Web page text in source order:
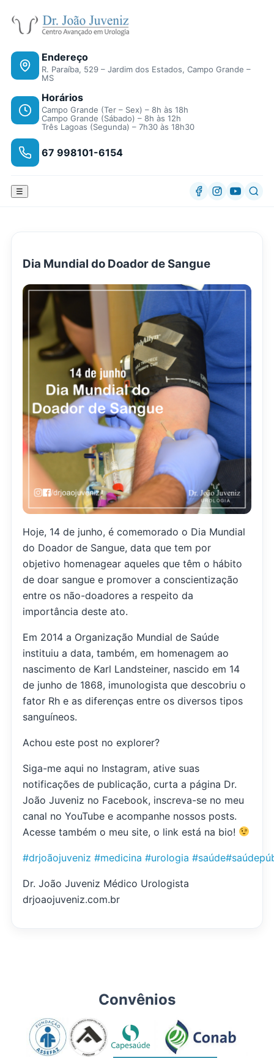
Endereço
R. Paraíba, 529 – Jardim dos Estados, Campo Grande –
MS
Horários
Campo Grande (Ter – Sex) – 8h às 18h
Campo Grande (Sábado) – 8h às 12h
Três Lagoas (Segunda) – 7h30 às 18h30
67 998101-6154
☰
Dia Mundial do Doador de Sangue
Hoje, 14 de junho, é comemorado o Dia Mundial
do Doador de Sangue, data que tem por
objetivo homenagear aqueles que têm o hábito
de doar sangue e promover a conscientização
entre os não-doadores a respeito da
importância deste ato.
Em 2014 a Organização Mundial de Saúde
instituiu a data, também, em homenagem ao
nascimento de Karl Landsteiner, nascido em 14
de junho de 1868, imunologista que descobriu o
fator Rh e as diferenças entre os diversos tipos
sanguíneos.
Achou este post no explorer?
Siga-me aqui no Instagram, ative suas
notificações de publicação, curta a página Dr.
João Juveniz no Facebook, inscreva-se no meu
canal no YouTube e acompanhe nossos posts.
Acesse também o meu site, o link está na bio!
#drjoãojuveniz #medicina #urologia #saúde
Dr. João Juveniz Médico Urologista
drjoaojuveniz.com.br
Convênios